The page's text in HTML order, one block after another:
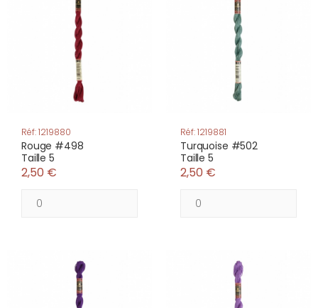
Réf: 1219880
Rouge #498
Taille 5
2,50 €
Réf: 1219881
Turquoise #502
Taille 5
2,50 €